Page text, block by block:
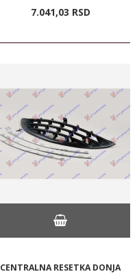
7.041,03 RSD
CENTRALNA RESETKA DONJA